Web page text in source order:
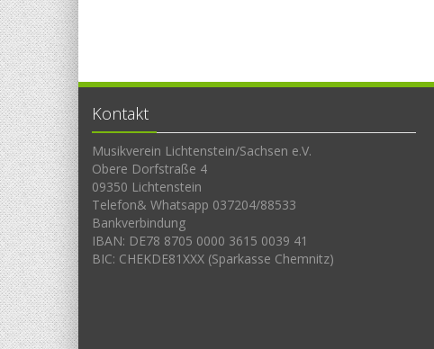
Kontakt
Musikverein Lichtenstein/Sachsen e.V.
Obere Dorfstraße 4
09350 Lichtenstein
Telefon& Whatsapp 037204/88533
Bankverbindung
IBAN: DE78 8705 0000 3615 0039 41
BIC: CHEKDE81XXX (Sparkasse Chemnitz)